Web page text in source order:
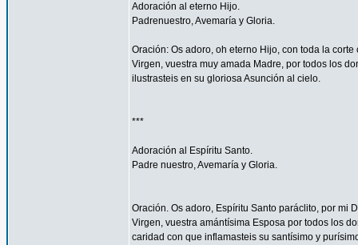
Adoración al eterno Hijo.
Padrenuestro, Avemaría y Gloria.
Oración: Os adoro, oh eterno Hijo, con toda la
Virgen, vuestra muy amada Madre, por todos los
ilustrasteis en su gloriosa Asunción al cielo.
***
Adoración al Espíritu Santo.
Padre nuestro, Avemaría y Gloria.
Oración. Os adoro, Espíritu Santo paráclito, por mi
Virgen, vuestra amántísima Esposa por todos los
caridad con que inflamasteis su santísimo y